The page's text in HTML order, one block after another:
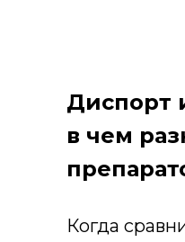
Диспорт
в чем
Когда